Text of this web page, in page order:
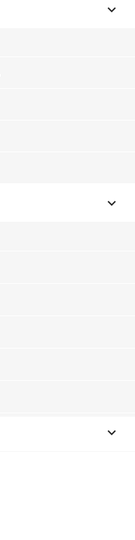


keyboard_arrow_down